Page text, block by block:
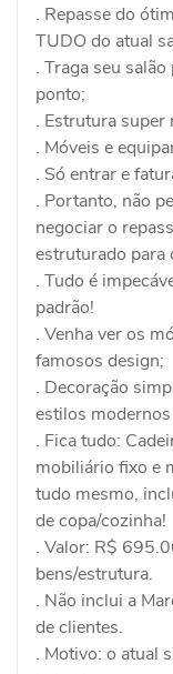
. Repasse do
TUDO do atual
. Traga seu
ponto;
. Estrutura super
. Móveis e
. Só entrar e
. Portanto, não
negociar o
estruturado para
. Tudo é
padrão!
. Venha ver os
famosos design;
. Decoração
estilos
. Fica tudo:
mobiliário fixo e
tudo mesmo,
de copa/cozinha!
. Valor: R$
bens/estrutura.
. Não inclui a
de clientes.
. Motivo: o atual